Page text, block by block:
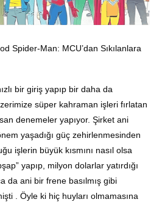
Spider-Man: MCU’dan Sıkılanlara
bir giriş yapıp bir daha da
süper kahraman işleri fırlatan
denemeler yapıyor. Şirket ani
yaşadığı güç zehirlenmesinden
işlerin büyük kısmını nasıl olsa
yapıp, milyon dolarlar yatırdığı
da ani bir frene basılmış gibi
. Öyle ki hiç huyları olmamasına